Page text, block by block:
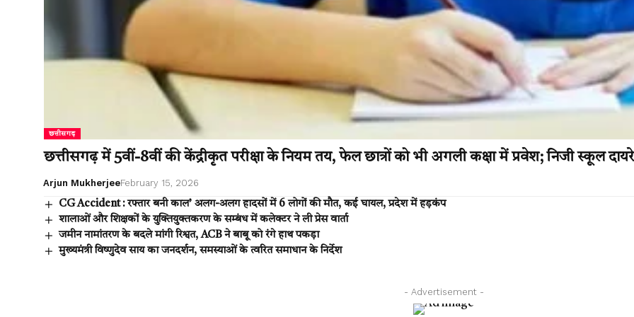
छत्तीसगढ़
छत्तीसगढ़ में 5वीं-8वीं की केंद्रीकृत परीक्षा के नियम तय, फेल छात्रों को भी अगली कक्षा में प्रवेश; निजी स्कूल
Arjun MukherjeeFebruary 15, 2026
CG Accident : रफ्तार बनी काल’ अलग-अलग हादसों में 6 लोगों की मौत, कई घायल, प्रदेश में हड़कंप
शालाओं और शिक्षकों के युक्तियुक्तकरण के सम्बंध में कलेक्टर ने ली प्रेस वार्ता
जमीन नामांतरण के बदले मांगी रिश्वत, ACB ने बाबू को रंगे हाथ पकड़ा
मुख्यमंत्री विष्णुदेव साय का जनदर्शन, समस्याओं के त्वरित समाधान के निर्देश
- Advertisement -